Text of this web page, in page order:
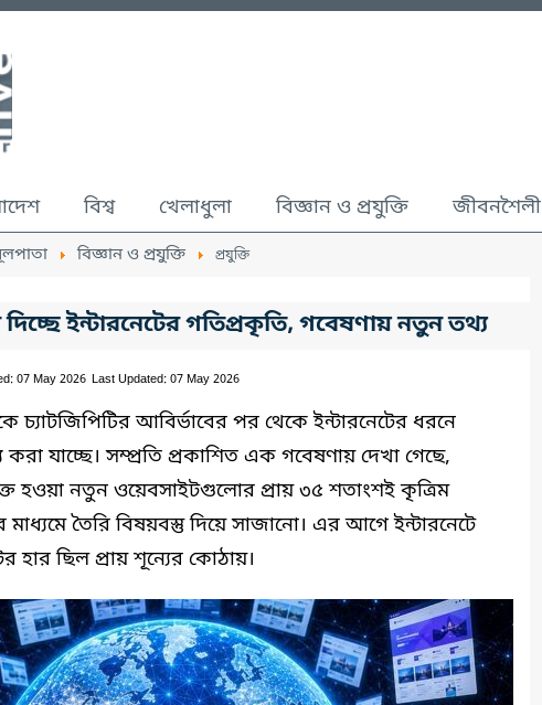
বিশ্ব খেলাধুলা বিজ্ঞান ও প্রযুক্তি জীবনশৈলী
বিজ্ঞান ও প্রযুক্তি প্রযুক্তি
ইন্টারনেটের গতিপ্রকৃতি, গবেষণায় নতুন তথ্য
07 May 2026 Last Updated: 07 May 2026
চ্যাটজিপিটির আবির্ভাবের পর থেকে ইন্টারনেটের ধরনে
যাচ্ছে। সম্প্রতি প্রকাশিত এক গবেষণায় দেখা গেছে,
হওয়া নতুন ওয়েবসাইটগুলোর প্রায় ৩৫ শতাংশই কৃত্রিম
তৈরি বিষয়বস্তু দিয়ে সাজানো। এর আগে ইন্টারনেটে
হার ছিল প্রায় শূন্যের কোঠায়।